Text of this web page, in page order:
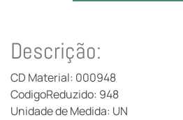
Descrição:
CD Material: 000948
CodigoReduzido: 948
Unidade de Medida: UN